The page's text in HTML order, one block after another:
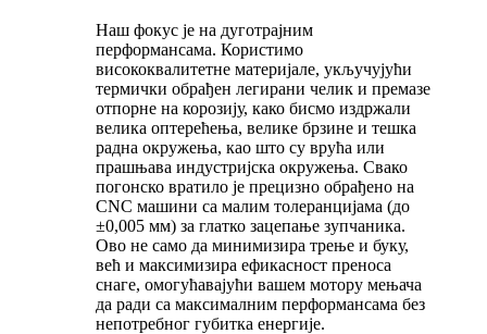
Наш фокус је на дуготрајним
перформансама. Користимо
висококвалитетне материјале, укључујући
термички обрађен легирани челик и премазе
отпорне на корозију, како бисмо издржали
велика оптерећења, велике брзине и тешка
радна окружења, као што су врућа или
прашњава индустријска окружења. Свако
погонско вратило је прецизно обрађено на
CNC машини са малим толеранцијама (до
±0,005 мм) за глатко зацепање зупчаника.
Ово не само да минимизира трење и буку,
већ и максимизира ефикасност преноса
снаге, омогућавајући вашем мотору мењача
да ради са максималним перформансама без
непотребног губитка енергије.